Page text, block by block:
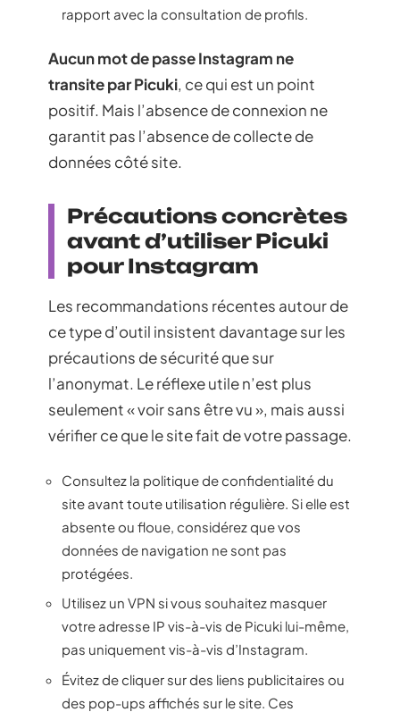
rapport avec la consultation de profils.
Aucun mot de passe Instagram ne
transite par Picuki, ce qui est un point
positif. Mais l’absence de connexion ne
garantit pas l’absence de collecte de
données côté site.
Précautions concrètes
avant d’utiliser Picuki
pour Instagram
Les recommandations récentes autour de
ce type d’outil insistent davantage sur les
précautions de sécurité que sur
l’anonymat. Le réflexe utile n’est plus
seulement « voir sans être vu », mais aussi
vérifier ce que le site fait de votre passage.
Consultez la politique de confidentialité du
site avant toute utilisation régulière. Si elle est
absente ou floue, considérez que vos
données de navigation ne sont pas
protégées.
Utilisez un VPN si vous souhaitez masquer
votre adresse IP vis-à-vis de Picuki lui-même,
pas uniquement vis-à-vis d’Instagram.
Évitez de cliquer sur des liens publicitaires ou
des pop-ups affichés sur le site. Ces